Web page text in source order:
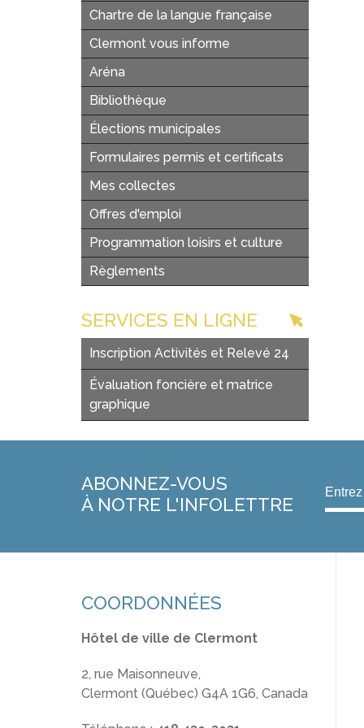
Chartre de la langue française
Clermont vous informe
Aréna
Bibliothèque
Élections municipales
Formulaires permis et certificats
Mes collectes
Offres d'emploi
Programmation loisirs et culture
Règlements
SERVICES EN LIGNE
Inscription Activités et Relevé 24
Évaluation foncière et matrice
graphique
ABONNEZ-VOUS
À NOTRE L'INFOLETTRE
COORDONNÉES
Hôtel de ville de Clermont
2, rue Maisonneuve,
Clermont (Québec) G4A 1G6, Canada